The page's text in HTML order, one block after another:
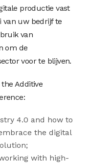
productie vast
van uw bedrijf te
van
om de
voor te blijven.
Additive
4.0 and how to
the digital
with high-